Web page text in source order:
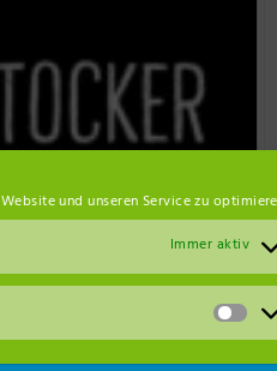
und unseren Service zu
Immer aktiv